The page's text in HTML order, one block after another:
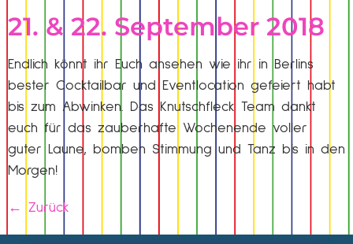
21. & 22. September 2018
Endlich könnt ihr Euch ansehen wie ihr in Berlins
bester Cocktailbar und Eventlocation gefeiert habt
bis zum Abwinken. Das Knutschfleck Team dankt
euch für das zauberhafte Wochenende voller
guter Laune, bomben Stimmung und Tanz bis in den
Morgen!
← Zurück